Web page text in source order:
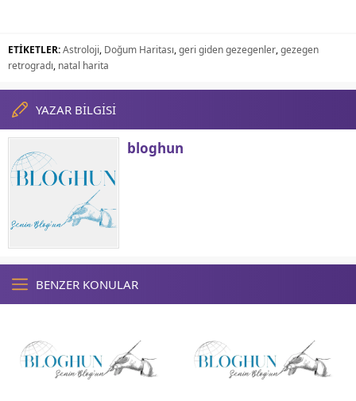
ETİKETLER:Astroloji, Doğum Haritası,geri giden gezegenler,gezegen
retrogradı, natal harita
YAZAR BİLGİSİ
bloghun
BENZER KONULAR